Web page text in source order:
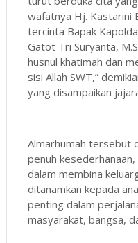
wafatnya Hj. Kastarini
tercinta Bapak
Gatot Tri Suryanta,
husnul khatimah dan
sisi Allah SWT,”
yang disampaikan
Almarhumah tersebut
penuh
dalam membina
ditanamkan kepada
penting dalam
masyarakat, bangsa,